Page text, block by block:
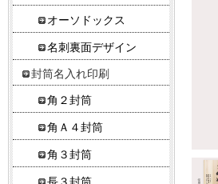
オーソドックス
名刺裏面デザイン
封筒名入れ印刷
角２封筒
角Ａ４封筒
角３封筒